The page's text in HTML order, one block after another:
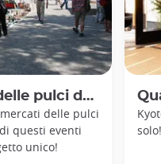
visitare a Kyoto
delle pulci
questi eventi
unico!